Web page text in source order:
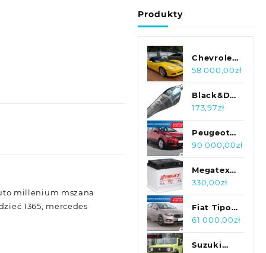
millenium mszana
1365, mercedes
Produkty
Chevrolet
Corvette
Nieduze
uszkodzeniaR...
58 000,00zł
Black&Decker
NVC220WBC-
173,97zł
Peugeot
3008 1.2
Salon
Polska
90 000,00zł
Megatex
Akumulator
Ultra 12V
50Ah
50M7
330,00zł
Fiat Tipo
1.4 16V ,
Polska, 1.
61 000,00zł
Suzuki